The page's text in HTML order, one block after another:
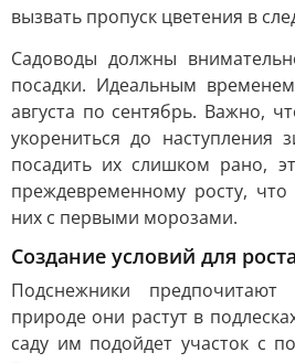
вызвать пропуск цветения в
Садоводы должны
посадки. Идеальным
августа по сентябрь. Важно,
укорениться до наступления
посадить их слишком рано,
преждевременному росту, что
них с первыми морозами.
Создание условий для роста
Подснежники
природе они растут в
саду им подойдет участок с